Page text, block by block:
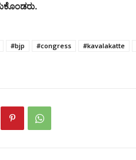
#bjp #congress #kavalakatte